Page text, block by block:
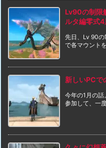
Lv90の制限
ルタ編零式
先日、Lv 90
で各マウント
新しいPCで
今年の1月の
参加して、一